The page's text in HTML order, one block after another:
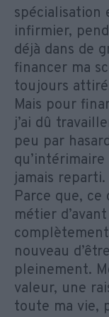
spécialisation
infirmier,
déjà dans de
financer ma
toujours
Mais pour
j’ai dû
peu par
jamais reparti.
Parce que, ce
métier
nouveau
pleinement.
valeur, une
toute ma vie,